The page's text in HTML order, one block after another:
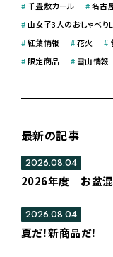
#千畳敷カール #名古
#山女子3人のおしゃべり
#紅葉情報 #花火 #
# 限定商品 # 雪山情報
最新の記事
2026年度 お盆
2026.08.04
夏だ！新商品だ！
2026.08.04